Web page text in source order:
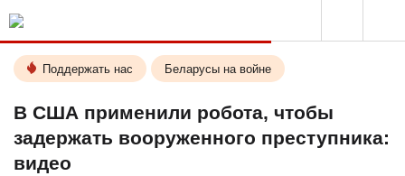
Поддержать нас Беларусы на войне
В США применили робота, чтобы
задержать вооруженного преступника:
видео